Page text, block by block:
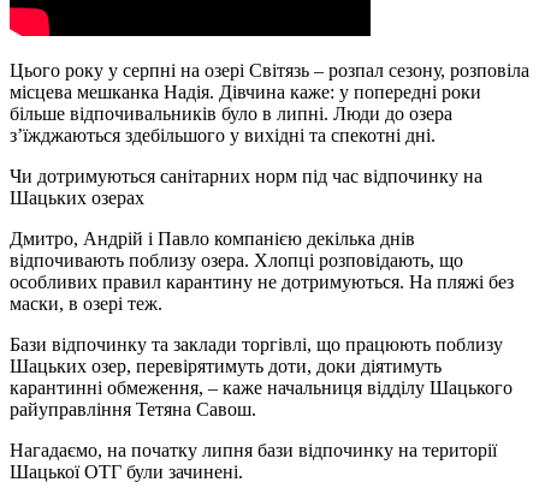
Цього року у серпні на озері Світязь – розпал сезону, розповіла
місцева мешканка Надія. Дівчина каже: у попередні роки
більше відпочивальників було в липні. Люди до озера
з’їжджаються здебільшого у вихідні та спекотні дні.
Чи дотримуються санітарних норм під час відпочинку на
Шацьких озерах
Дмитро, Андрій і Павло компанією декілька днів
відпочивають поблизу озера. Хлопці розповідають, що
особливих правил карантину не дотримуються. На пляжі без
маски, в озері теж.
Бази відпочинку та заклади торгівлі, що працюють поблизу
Шацьких озер, перевірятимуть доти, доки діятимуть
карантинні обмеження, – каже начальниця відділу Шацького
райуправління Тетяна Савош.
Нагадаємо, на початку липня бази відпочинку на території
Шацької ОТГ були зачинені.